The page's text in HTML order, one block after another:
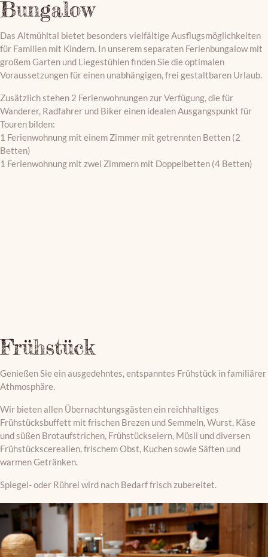
Bungalow
Das Altmühltal bietet besonders vielfältige Ausflugsmöglichkeiten
für Familien mit Kindern. In unserem separaten Ferienbungalow mit
großem Garten und Liegestühlen finden Sie die optimalen
Voraussetzungen für einen unabhängigen, frei gestaltbaren Urlaub.
Zusätzlich stehen 2 Ferienwohnungen zur Verfügung, die für
Wanderer, Radfahrer und Biker einen idealen Ausgangspunkt für
Touren bilden:
1 Ferienwohnung mit einem Zimmer mit getrennten Betten (2
Betten)
1 Ferienwohnung mit zwei Zimmern mit Doppelbetten (4 Betten)
Frühstück
Genießen Sie ein ausgedehntes, entspanntes Frühstück in familiärer
Athmosphäre.
Wir bieten allen Übernachtungsgästen ein reichhaltiges
Frühstücksbuffett mit frischen Brezen und Semmeln, Wurst, Käse
und süßen Brotaufstrichen, Frühstückseiern, Müsli und diversen
Frühstückscerealien, frischem Obst, Kuchen sowie Säften und
warmen Getränken.
Spiegel- oder Rührei wird nach Bedarf frisch zubereitet.